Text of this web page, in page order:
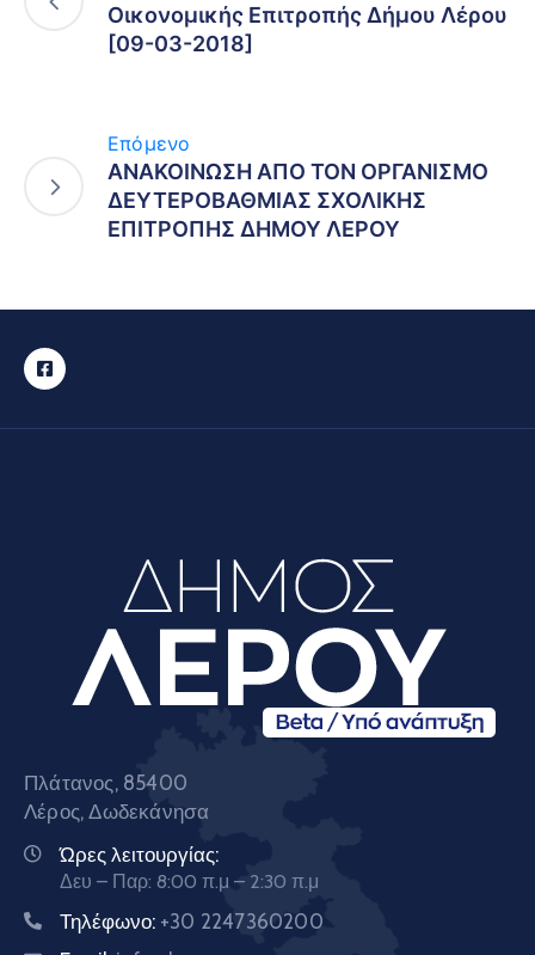
Οικονομικής Επιτροπής Δήμου Λέρου
[09-03-2018]
Επόμενο
ΑΝΑΚΟΙΝΩΣΗ ΑΠΟ ΤΟΝ ΟΡΓΑΝΙΣΜΟ
ΔΕΥΤΕΡΟΒΑΘΜΙΑΣ ΣΧΟΛΙΚΗΣ
ΕΠΙΤΡΟΠΗΣ ΔΗΜΟΥ ΛΕΡΟΥ
Πλάτανος, 85400
Λέρος, Δωδεκάνησα
Ώρες λειτουργίας:
Δευ – Παρ: 8:00 π.μ – 2:30 π.μ
Τηλέφωνο: +30 2247360200